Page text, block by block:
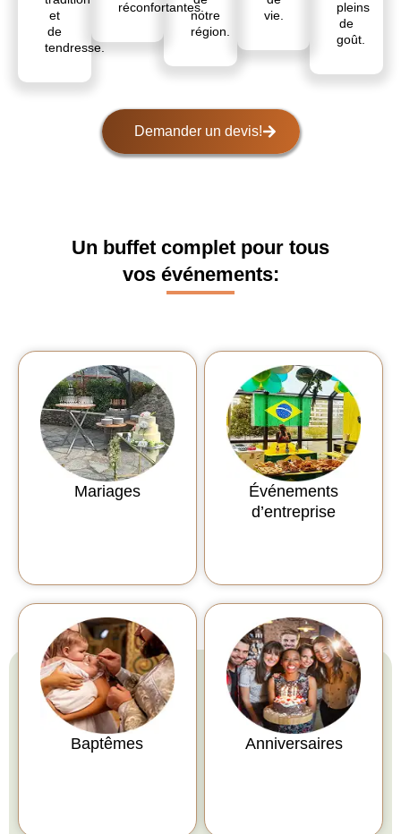
et
de
tendresse.
réconfortantes.
notre
région.
vie.
pleins
de
goût.
Demander un devis!
Un buffet complet pour tous
vos événements:
Mariages
Événements
d’entreprise
Baptêmes Anniversaires